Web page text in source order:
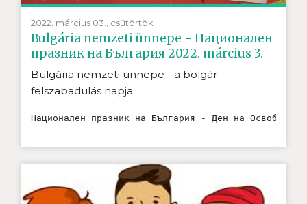
2022. március 03., csütörtök
Bulgária nemzeti ünnepe - Национален
празник на България 2022. március 3.
Bulgária nemzeti ünnepe - a bolgár
felszabadulás napja
Национален празник на България - Ден на